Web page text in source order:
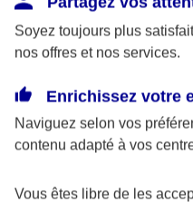
Soyez toujours plus
nos offres et nos services.
Enrichissez votre
Naviguez selon vos
contenu adapté à vos
Vous êtes libre de les